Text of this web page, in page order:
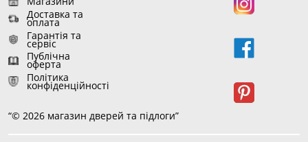
Доставка та
оплата
Гарантія та
сервіс
Публічна
оферта
Політика
конфіденційності
“© 2026 магазин дверей та підлоги”